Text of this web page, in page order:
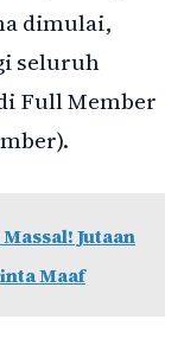
dimulai,
seluruh
Full Member
Jutaan
Maaf